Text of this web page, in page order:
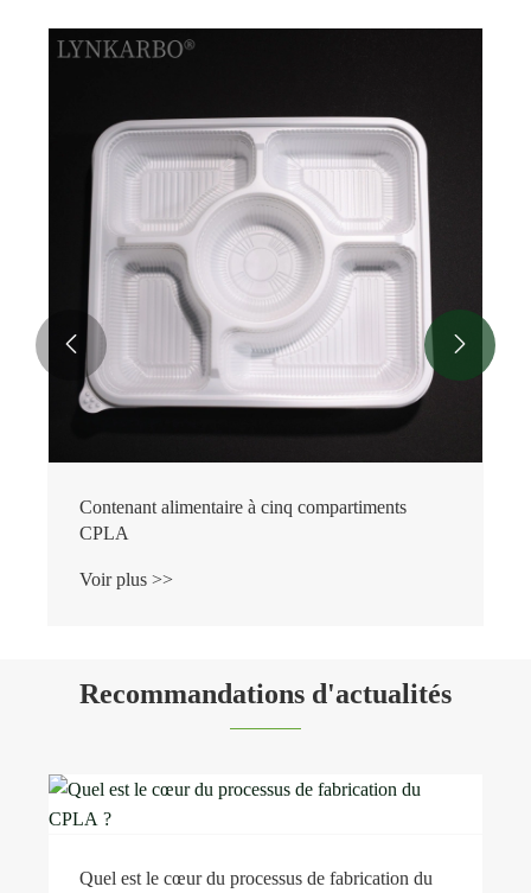
Contenant alimentaire à cinq compartiments
CPLA
Voir plus >>
 
Recommandations d'actualités
Quel est le cœur du processus de fabrication du